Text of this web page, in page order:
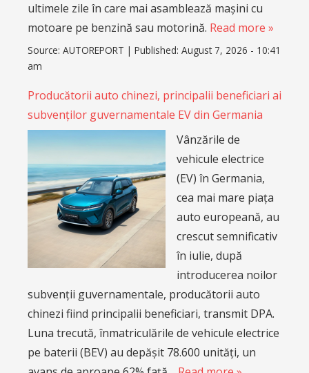
ultimele zile în care mai asamblează mașini cu
motoare pe benzină sau motorină. Read more »
Source: AUTOREPORT | Published: August 7, 2026 - 10:41
am
Producătorii auto chinezi, principalii beneficiari ai
subvenților guvernamentale EV din Germania
Vânzările de
vehicule electrice
(EV) în Germania,
cea mai mare piața
auto europeană, au
crescut semnificativ
în iulie, după
introducerea noilor
subvenții guvernamentale, producătorii auto
chinezi fiind principalii beneficiari, transmit DPA.
Luna trecută, înmatriculările de vehicule electrice
pe baterii (BEV) au depășit 78.600 unități, un